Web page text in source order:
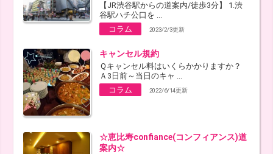
【JR渋谷駅からの道案内/徒歩3分】 1.渋
谷駅ハチ公口を ...
コラム
2023/2/3更新
キャンセル規約
Ｑキャンセル料はいくらかかりますか？
Ａ3日前～当日のキャ ...
コラム
2022/6/14更新
☆恵比寿confiance(コンフィアンス)道
案内☆